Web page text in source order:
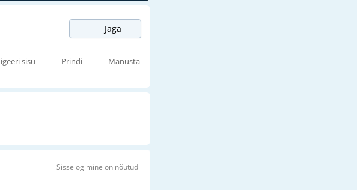
Jaga
sisu Prindi Manusta
Sisselogimine on nõutud